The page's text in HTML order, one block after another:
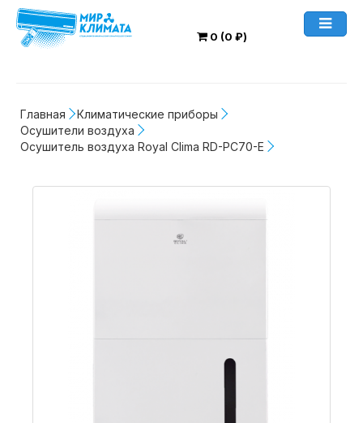
0 (0 ₽)
Главная
Климатические приборы
Осушители воздуха
Осушитель воздуха Royal Clima RD-PC70-E